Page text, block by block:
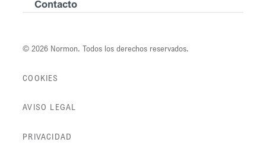
Contacto
© 2026 Normon. Todos los derechos reservados.
COOKIES
AVISO LEGAL
PRIVACIDAD